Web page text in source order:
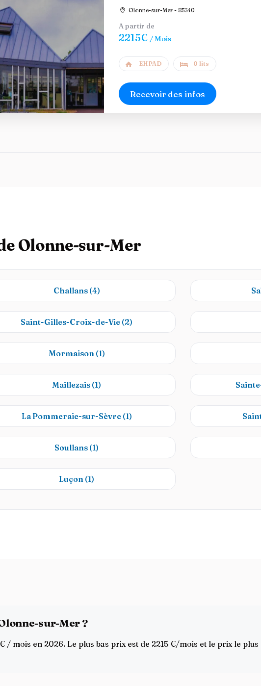
Olonne-sur-Mer - 85340
A partir de
2215€ / Mois
EHPAD 0 lits
Recevoir des infos
Olonne-sur-Mer
Challans (4)
Saint-Gilles-Croix-de-Vie (2)
Mormaison (1)
Maillezais (1)
La Pommeraie-sur-Sèvre (1)
Soullans (1)
Luçon (1)
sur-Mer ?
mois en 2026. Le plus bas prix est de 2215 €/mois et le prix le